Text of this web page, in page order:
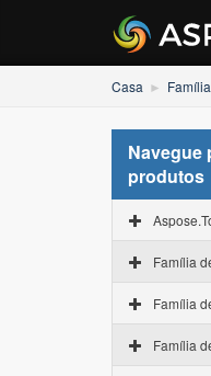
Casa
Navegue
produtos
Família
Família
Família